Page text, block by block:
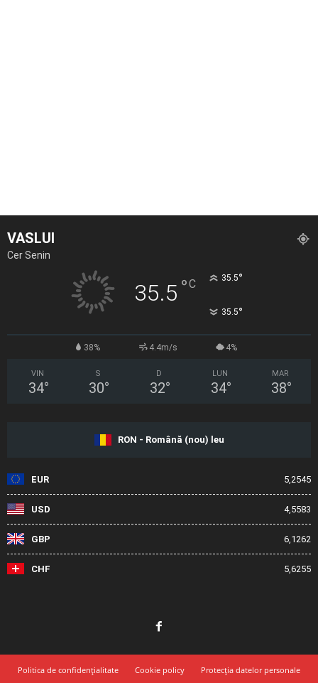
VASLUI
Cer Senin
35.5 °C 35.5°
35.5°
38% 4.4m/s 4%
VIN
34°
S
30°
D
32°
LUN
34°
MAR
38°
RON - Română (nou) leu
EUR 5,2545
USD 4,5583
GBP 6,1262
CHF 5,6255
Politica de confidențialitate Cookie policy
Protecția datelor personale